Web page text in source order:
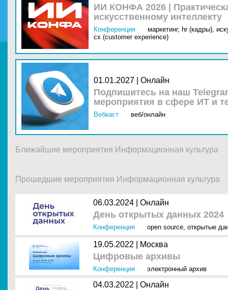
ИИ КОНФА 2026 |
искусственному интеллекту
Конференция маркетинг, hr (кадры),
cx (customer experience)
01.01.2027 | Онлайн
Подпишитесь на наш
мероприятия в сфере ИТ и
Вебкаст веб/онлайн
Ближайшие мероприятия Информационная культура
Прошедшие мероприятия Информационная культура
06.03.2024 | Онлайн
День открытых данных 2024
Конференция open source, открытые
19.05.2022 | Москва
Цифровые архивы
Конференция электронный архив
04.03.2022 | Онлайн